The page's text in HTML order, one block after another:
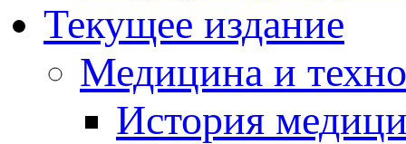
Текущее издание
Медицина и
История